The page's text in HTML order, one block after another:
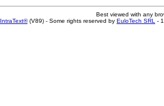
Best viewed with any
IntraText®(V89) - Some rights reserved by EuloTech SRL -